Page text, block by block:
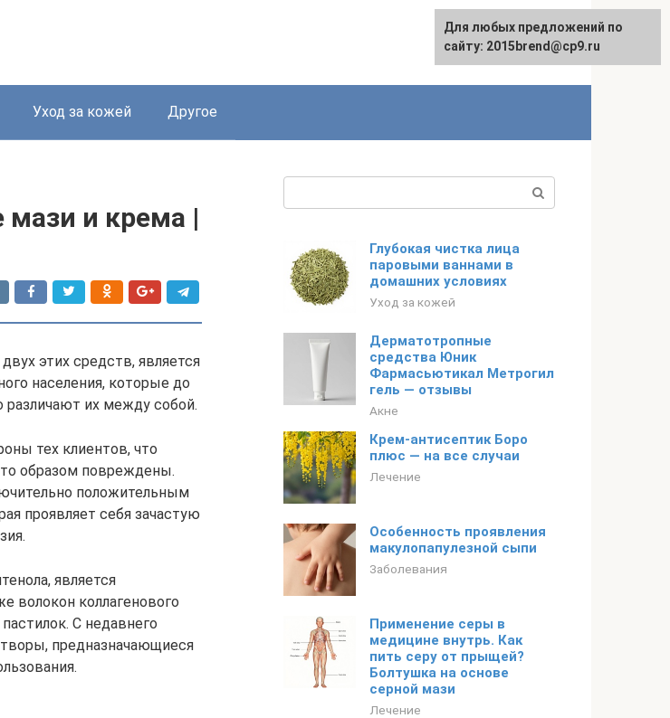
Уход за кожей Другое
и крема |
этих средств, является
населения, которые до
различают их между собой.
тех клиентов, что
образом повреждены.
положительным
проявляет себя зачастую
является
волокон коллагенового
С недавнего
предназначающиеся
Глубокая чистка лица
паровыми ваннами в
домашних условиях
Уход за кожей
Дерматотропные
средства Юник
Фармасьютикал Метрогил
гель — отзывы
Акне
Крем-антисептик Боро
плюс — на все случаи
Лечение
Особенность проявления
макулопапулезной сыпи
Заболевания
Применение серы в
медицине внутрь. Как
пить серу от прыщей?
Болтушка на основе
серной мази
Лечение
Для любых предложений по
сайту: 2015brend@cp9.ru